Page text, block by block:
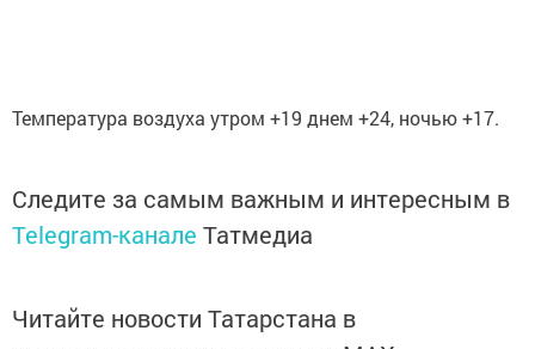
Температура воздуха утром +19 днем +24, ночью +17.
Следите за самым важным и интересным в
Telegram-канале Татмедиа
Читайте новости Татарстана в